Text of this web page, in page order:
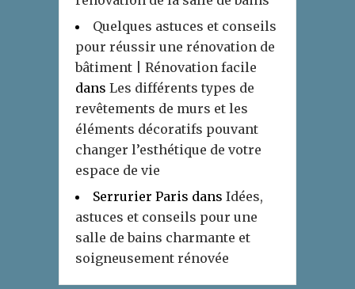
Quelques astuces et conseils
pour réussir une rénovation de
bâtiment | Rénovation facile
dans Les différents types de
revêtements de murs et les
éléments décoratifs pouvant
changer l’esthétique de votre
espace de vie
Serrurier Paris dans Idées,
astuces et conseils pour une
salle de bains charmante et
soigneusement rénovée